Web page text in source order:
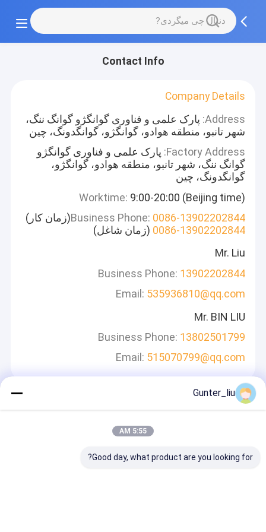
Contact Info
Company Details
Address: پارک علمی و فناوری گوانگژو گوانگ ننگ،
شهر تانبو، منطقه هوادو، گوانگژو، گوانگدونگ، چین
Factory Address: پارک علمی و فناوری گوانگژو
گوانگ ننگ، شهر تانبو، منطقه هوادو، گوانگژو،
گوانگدونگ، چین
Worktime: 9:00-20:00 (Beijing time)
Business Phone: 0086-13902202844
(زمان کار)
0086-13902202844 (زمان شاغل)
Mr. Liu
Business Phone: 13902202844
Email: 535936810@qq.com
Mr. BIN LIU
Business Phone: 13802501799
Email: 515070799@qq.com
پیام بگذارید
Gunter_liu
5:55 AM
Good day, what product are you looking for?